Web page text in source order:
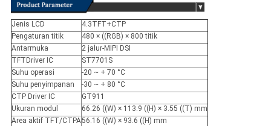
Jenis LCD
4.3TFT+CTP
Pengaturan titik
480 × ((RGB) × 800 titik
Antarmuka
2 jalur-MIPI DSI
TFTDriver IC
ST7701S
Suhu operasi
-20 ~ + 70 °C
Suhu penyimpanan
-30 ~ + 80 °C
CTP Driver IC
GT911
Ukuran modul
66.26 ((W) × 113.9 ((H) × 3.55 ((T) mm
Area aktif TFT/CTPA56.16 ((W) × 93.6 ((H) mm